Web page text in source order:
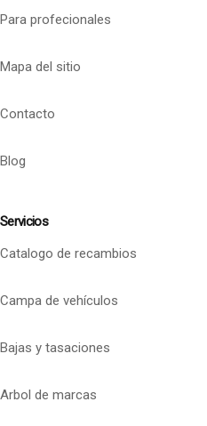
Para profecionales
Mapa del sitio
Contacto
Blog
Servicios
Catalogo de recambios
Campa de vehículos
Bajas y tasaciones
Arbol de marcas